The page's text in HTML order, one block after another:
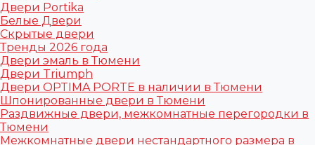
Двери Portika
Белые Двери
Скрытые двери
Тренды 2026 года
Двери эмаль в Тюмени
Двери Triumph
Двери OPTIMA PORTE в наличии в Тюмени
Шпонированные двери в Тюмени
Раздвижные двери, межкомнатные перегородки в
Тюмени
Межкомнатные двери нестандартного размера в